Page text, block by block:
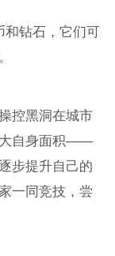
和钻石，它们可
控黑洞在城市
大自身面积——
步提升自己的
一同竞技，尝